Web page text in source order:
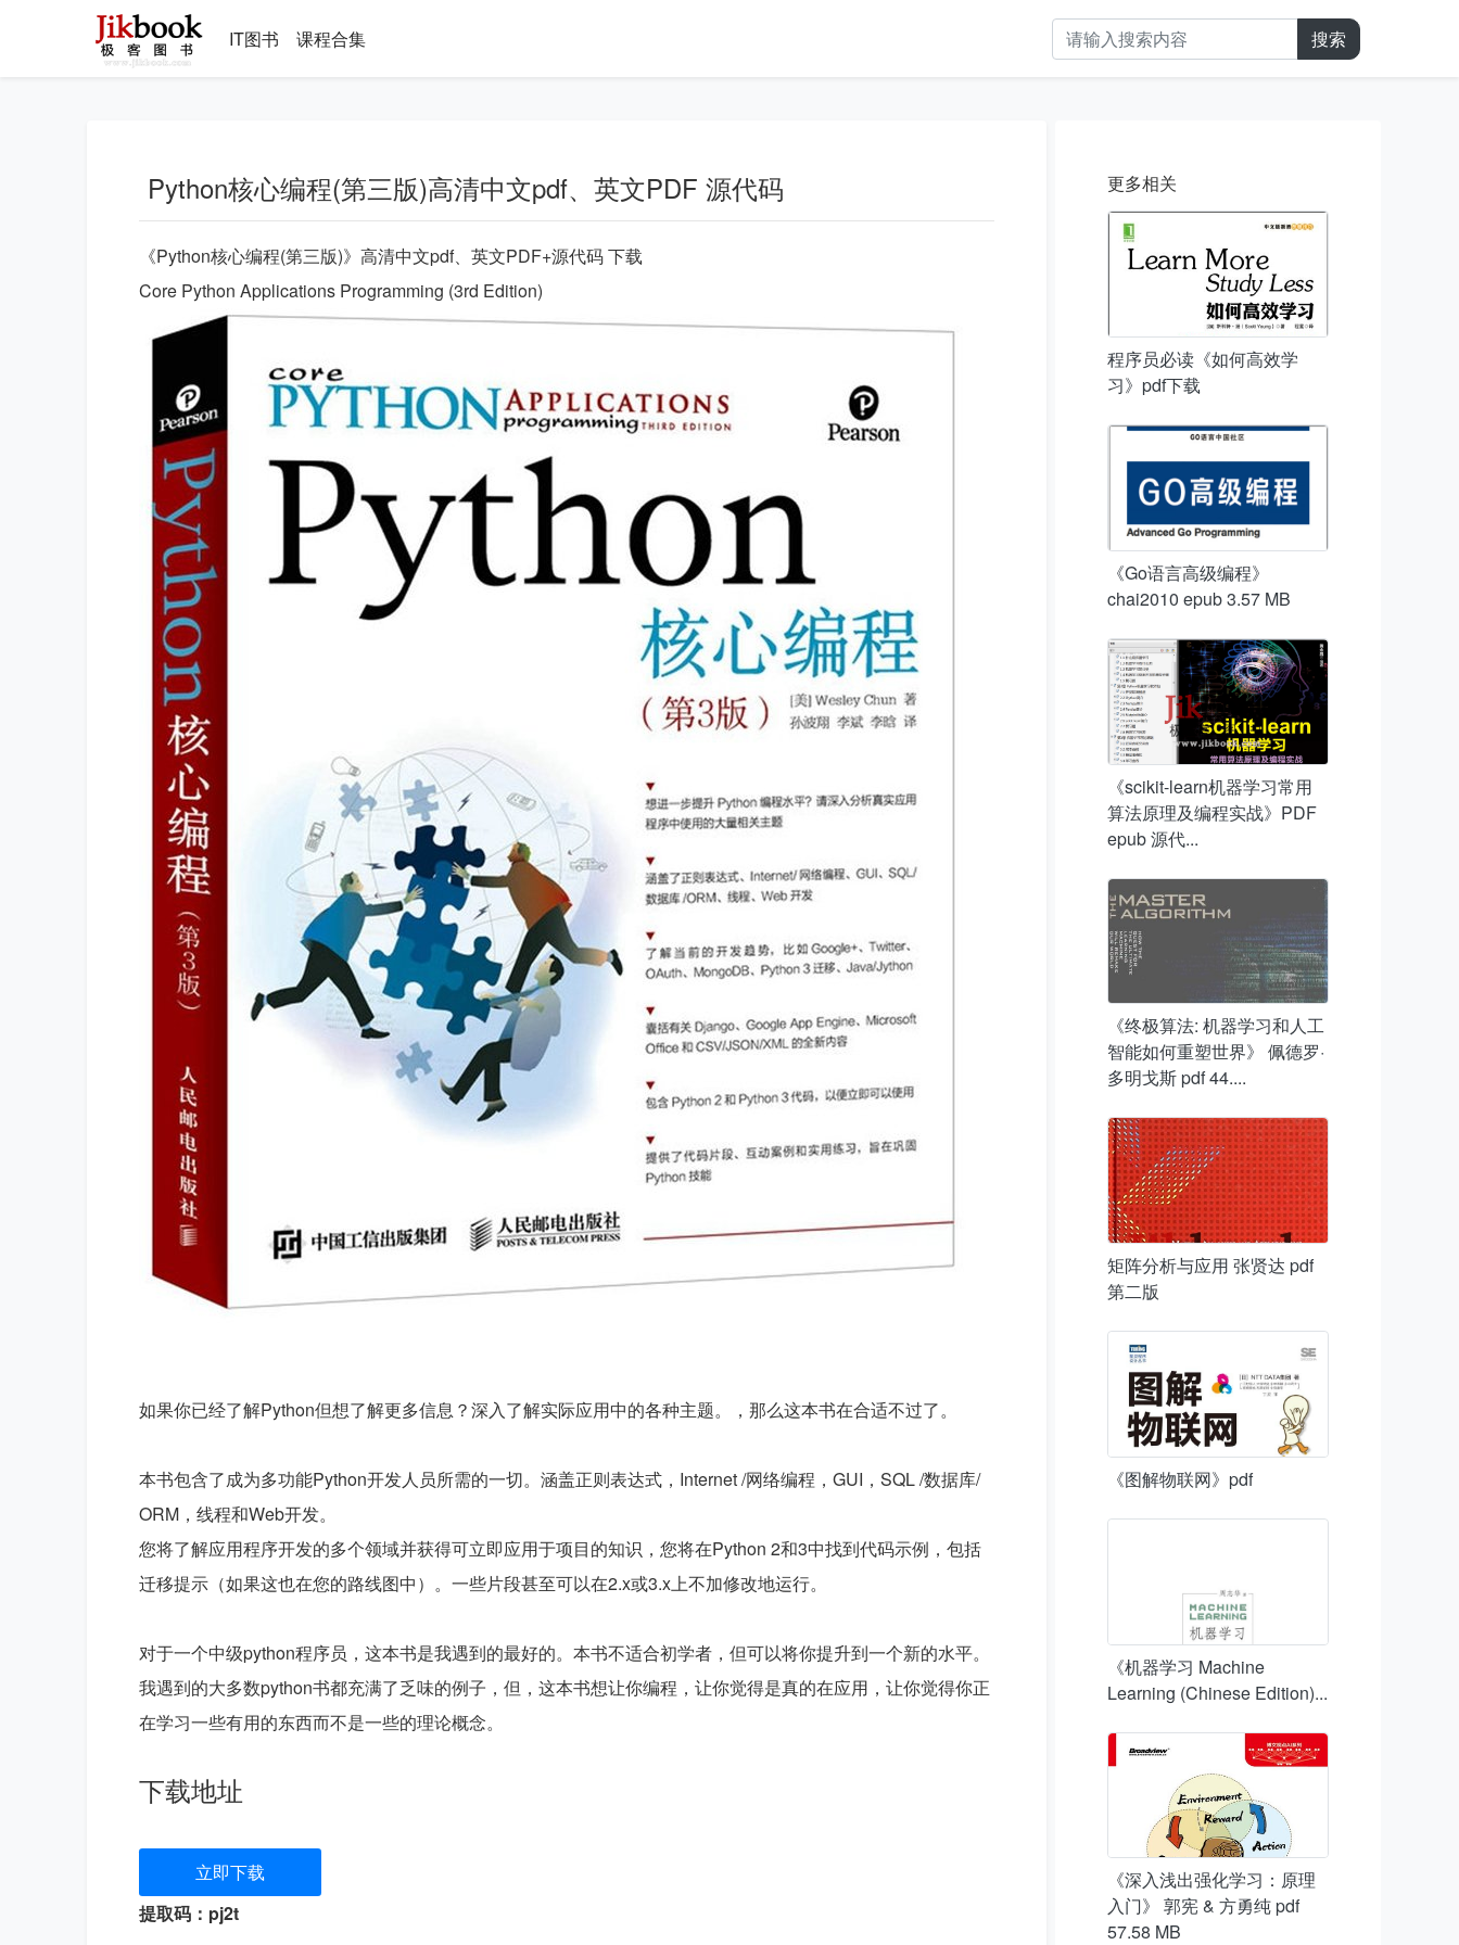
IT图书 课程合集 搜索
Python核心编程(第三版)高清中文pdf、英文PDF 源代码
《Python核心编程(第三版)》高清中文pdf、英文PDF+源代码 下载
如果你已经了解Python但想了解更多信息？深入了解实际应用中的各种主题。，那么这本书在合适不过了。
本书包含了成为多功能Python开发人员所需的一切。涵盖正则表达式，Internet /网络编程，GUI，SQL /数据库/
ORM，线程和Web开发。
您将了解应用程序开发的多个领域并获得可立即应用于项目的知识，您将在Python 2和3中找到代码示例，包括
迁移提示（如果这也在您的路线图中）。一些片段甚至可以在2.x或3.x上不加修改地运行。
对于一个中级python程序员，这本书是我遇到的最好的。本书不适合初学者，但可以将你提升到一个新的水平。
我遇到的大多数python书都充满了乏味的例子，但，这本书想让你编程，让你觉得是真的在应用，让你觉得你正
在学习一些有用的东西而不是一些的理论概念。
下载地址
立即下载
提取码：pj2t
更多相关
程序员必读《如何高效学
习》pdf下载
《Go语言高级编程》
chai2010 epub 3.57 MB
《scikit-learn机器学习常用
算法原理及编程实战》PDF
epub 源代...
《终极算法: 机器学习和人工
智能如何重塑世界》 佩德罗·
多明戈斯 pdf 44....
矩阵分析与应用 张贤达 pdf
第二版
《图解物联网》pdf
《机器学习 Machine
Learning (Chinese Edition)...
《深入浅出强化学习：原理
入门》 郭宪 & 方勇纯 pdf
57.58 MB